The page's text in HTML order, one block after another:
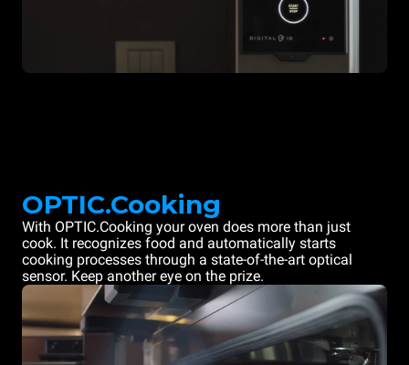
OPTIC.Cooking
With OPTIC.Cooking your oven does more than just
cook. It recognizes food and automatically starts
cooking processes through a state-of-the-art optical
sensor. Keep another eye on the prize.